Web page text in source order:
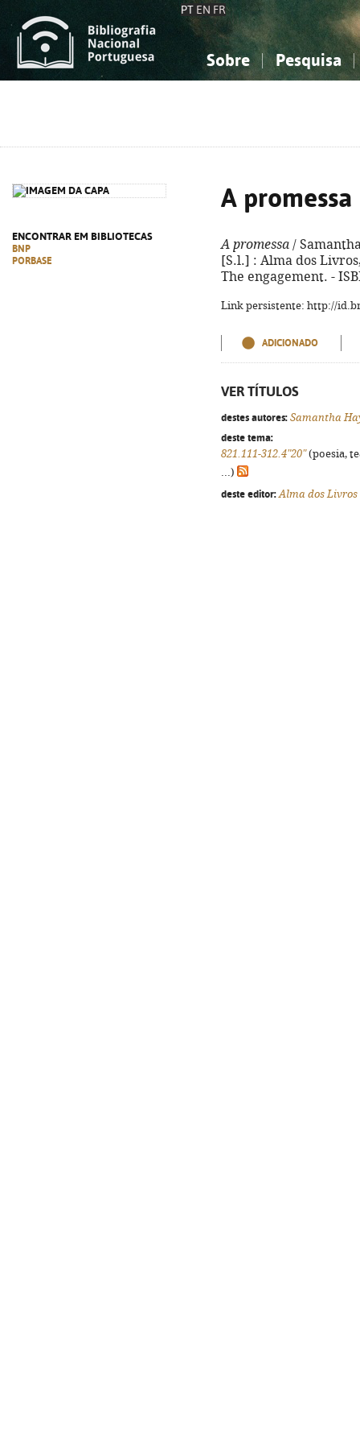
PT EN FR
Sobre Pesquisa
ENCONTRAR EM BIBLIOTECAS
BNP
PORBASE
A promessa
A promessa /
[S.l.] : Alma dos
The engagement. -
Link persistente: http://
ADICIONADO
VER TÍTULOS
destes autores: Samantha
deste tema:
821.111-312.4"20"(poesia,
...)
deste editor: Alma dos Livros